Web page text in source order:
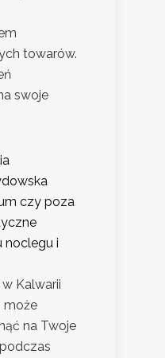
towarów.
swoje
czy poza
noclegu i
Kalwarii
może
na Twoje